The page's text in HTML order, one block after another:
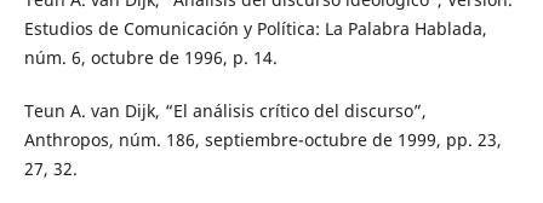
Estudios de Comunicación y Política: La Palabra Hablada,
núm. 6, octubre de 1996, p. 14.
Teun A. van Dijk, “El análisis crítico del discurso”,
Anthropos, núm. 186, septiembre-octubre de 1999, pp. 23,
27, 32.